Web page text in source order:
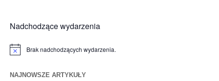
Nadchodzące wydarzenia
Powiadomienie
Brak nadchodzących wydarzenia.
NAJNOWSZE ARTYKUŁY